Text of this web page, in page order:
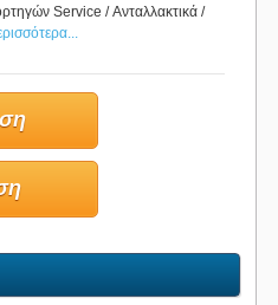
Service / Ανταλλακτικά /